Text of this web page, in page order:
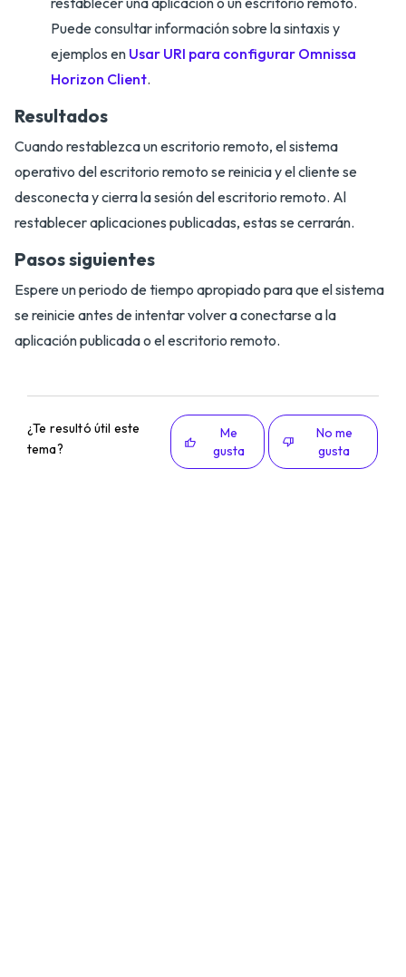
Puede consultar información sobre la sintaxis y
ejemplos en Usar URI para configurar Omnissa
Horizon Client.
Resultados
Cuando restablezca un escritorio remoto, el sistema
operativo del escritorio remoto se reinicia y el cliente se
desconecta y cierra la sesión del escritorio remoto. Al
restablecer aplicaciones publicadas, estas se cerrarán.
Pasos siguientes
Espere un periodo de tiempo apropiado para que el sistema
se reinicie antes de intentar volver a conectarse a la
aplicación publicada o el escritorio remoto.
¿Te resultó útil este
tema?
Me
gusta
No me
gusta